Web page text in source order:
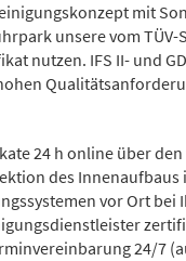
mit
unsere vom
nutzen. IFS II- und
24 h online über
des Innenaufbaus
vor Ort bei
24/7